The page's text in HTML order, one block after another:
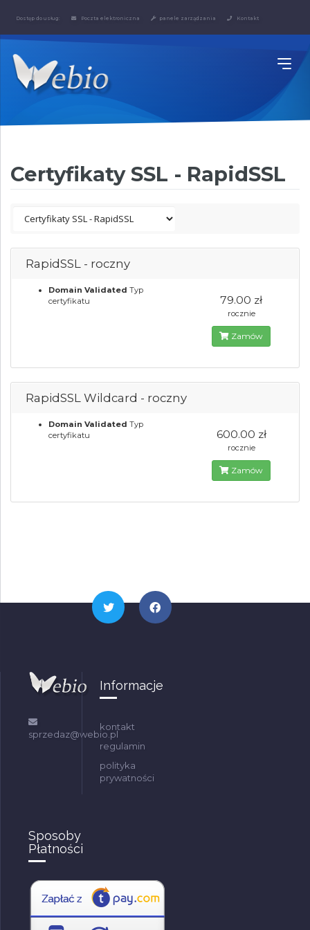
Dostęp do usług: Poczta elektroniczna panele zarządzania Kontakt
Certyfikaty SSL - RapidSSL
RapidSSL - roczny
Domain Validated Typ
certyfikatu
79.00 zł
rocznie
Zamów
RapidSSL Wildcard - roczny
Domain Validated Typ
certyfikatu
600.00 zł
rocznie
Zamów
sprzedaz@webio.pl
Informacje
kontakt
regulamin
polityka
prywatności
Sposoby
Płatności